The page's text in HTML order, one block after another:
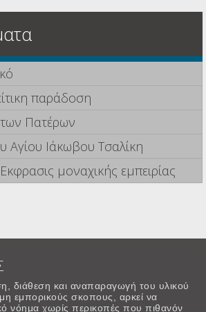
παράδοση
Πατέρων
Αγίου Ιάκωβου Τσαλίκη
μοναχικής εμπειρίας
διάθεση και αναπαραγωγή του υλικού
εμπορικούς σκοπους, αρκεί να
νόημα χωρίς περικοπές που πιθανόν